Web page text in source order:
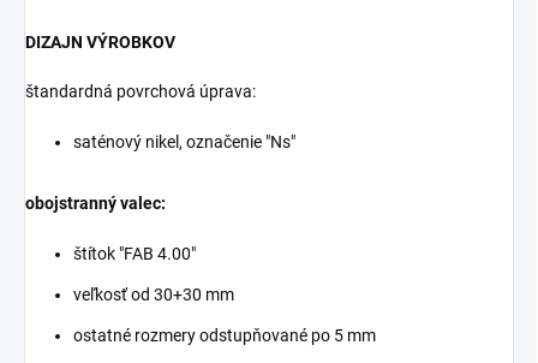
DIZAJN VÝROBKOV
štandardná povrchová úprava:
saténový nikel, označenie "Ns"
obojstranný valec:
štítok "FAB 4.00"
veľkosť od 30+30 mm
ostatné rozmery odstupňované po 5 mm